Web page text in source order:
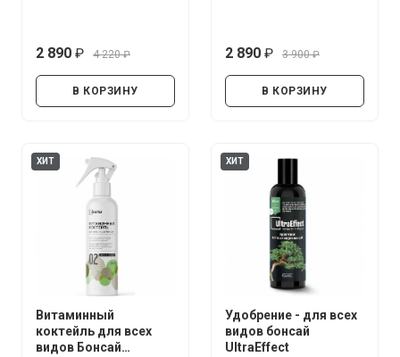
2 890
4 220
В КОРЗИНУ
2 890
3 900
В КОРЗИНУ
ХИТ
Витаминный
коктейль для всех
видов Бонсай
ХИТ
Удобрение - для всех
видов бонсай
UltraEffect